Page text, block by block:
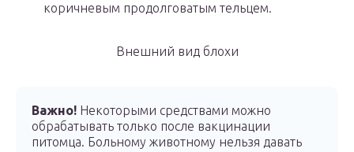
коричневым продолговатым тельцем.
Внешний вид блохи
Важно! Некоторыми средствами можно
обрабатывать только после вакцинации
питомца. Больному животному нельзя давать